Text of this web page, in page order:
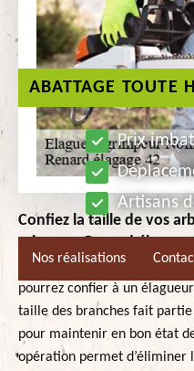
ABATTAGE TOUTE
Prix
Artisans
Nos réalisations
Confiez la taille de vos
grimpeur Renard élagage
Si vous avez des arbres
pourrez confier à un
taille des branches fait
pour maintenir en bon état
opération permet d’éliminer